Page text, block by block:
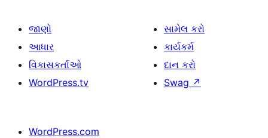
જાણો
આધાર
વિકાસકર્તાઓ
WordPress.tv
સામેલ કરો
કાર્યકર્મ
દાન કરો
Swag ↗
WordPress.com